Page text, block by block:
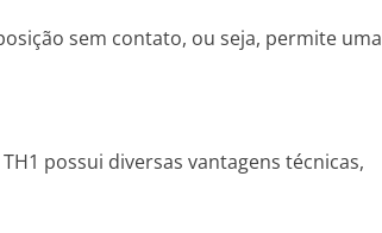
sem contato, ou seja, permite uma
possui diversas vantagens técnicas,